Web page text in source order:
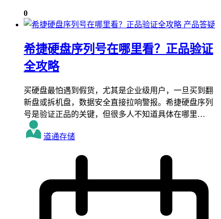
0
产品答疑
希捷硬盘序列号在哪里看？正品验证
全攻略
买硬盘最怕遇到假货，尤其是企业级用户，一旦买到翻
新盘或拆机盘，数据安全直接拉响警报。希捷硬盘序列
号是验证正品的关键，但很多人不知道具体在哪里…
道通存储